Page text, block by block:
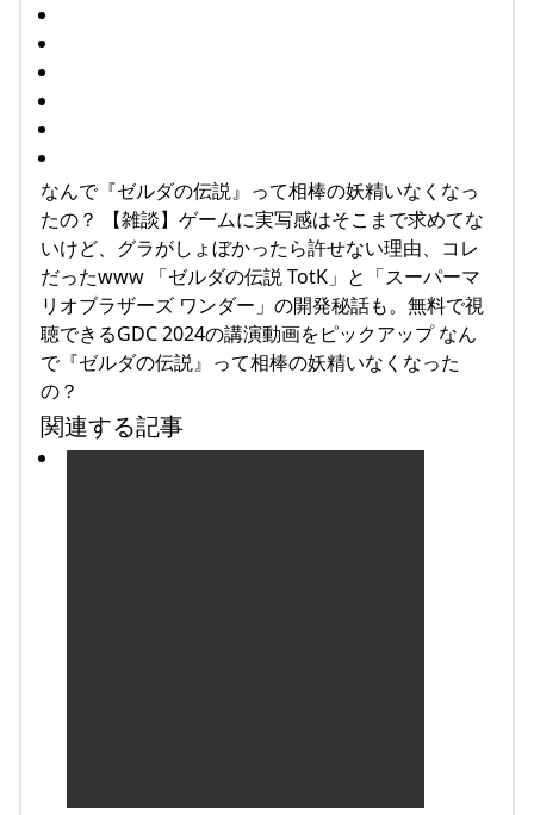
なんで『ゼルダの伝説』って相棒の妖精いなくなっ
たの？ 【雑談】ゲームに実写感はそこまで求めてな
いけど、グラがしょぼかったら許せない理由、コレ
だったwww 「ゼルダの伝説 TotK」と「スーパーマ
リオブラザーズ ワンダー」の開発秘話も。無料で視
聴できるGDC 2024の講演動画をピックアップ なん
で『ゼルダの伝説』って相棒の妖精いなくなった
の？
関連する記事